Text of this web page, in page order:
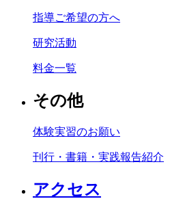
指導ご希望の方へ
研究活動
料金一覧
その他
体験実習のお願い
刊行・書籍・実践報告紹介
アクセス